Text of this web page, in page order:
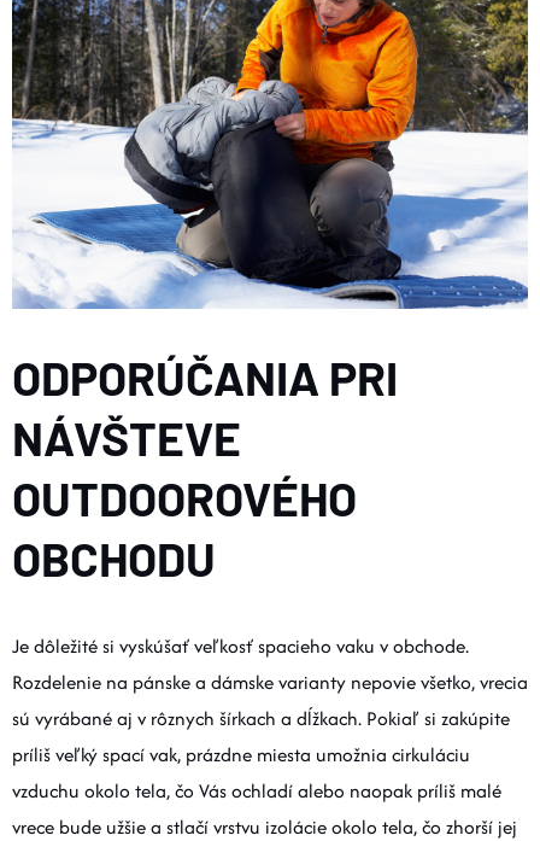
ODPORÚČANIA PRI
NÁVŠTEVE
OUTDOOROVÉHO
OBCHODU
Je dôležité si vyskúšať veľkosť spacieho vaku v obchode.
Rozdelenie na pánske a dámske varianty nepovie všetko, vrecia
sú vyrábané aj v rôznych šírkach a dĺžkach. Pokiaľ si zakúpite
príliš veľký spací vak, prázdne miesta umožnia cirkuláciu
vzduchu okolo tela, čo Vás ochladí alebo naopak príliš malé
vrece bude užšie a stlačí vrstvu izolácie okolo tela, čo zhorší jej